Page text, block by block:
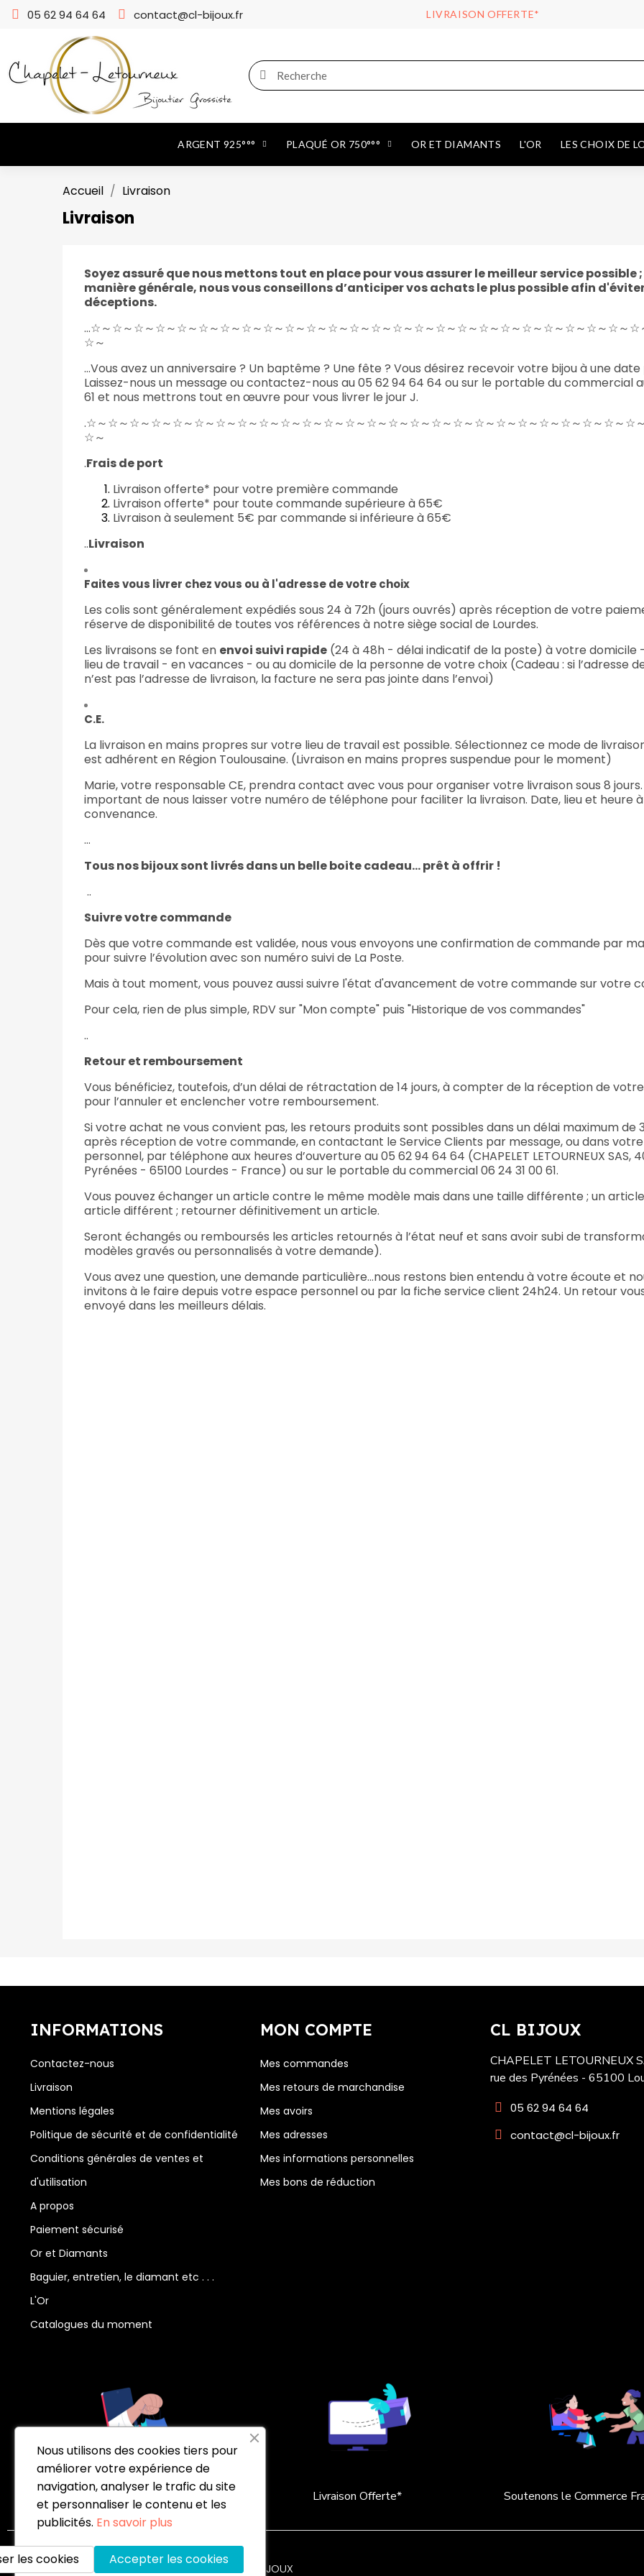
05 62 94 64 64 contact@cl-bijoux.fr LIVRAISON OFFERTE*
ARGENT 925°°° PLAQUÉ OR 750°°° OR ET DIAMANTS L'OR LES CHOIX DE
Accueil Livraison
Livraison
Soyez assuré que nous mettons tout en place pour vous assurer le meilleur service possible ;
manière générale, nous vous conseillons d’anticiper vos achats le plus possible afin
déceptions.
...☆～☆～☆～☆～☆～☆～☆～☆～☆～☆～☆～☆～☆～☆～☆～☆～☆～☆～☆～☆～☆～☆～☆～☆～☆～☆
☆～
…Vous avez un anniversaire ? Un baptême ? Une fête ? Vous désirez recevoir votre bijou à une date
Laissez-nous un message ou contactez-nous au 05 62 94 64 64 ou sur le portable du commercial
61 et nous mettrons tout en œuvre pour vous livrer le jour J.
.☆～☆～☆～☆～☆～☆～☆～☆～☆～☆～☆～☆～☆～☆～☆～☆～☆～☆～☆～☆～☆～☆～☆～☆～☆～☆
☆～
.Frais de port
Livraison offerte* pour votre première commande
Livraison offerte* pour toute commande supérieure à 65€
Livraison à seulement 5€ par commande si inférieure à 65€
..Livraison
Faites vous livrer chez vous ou à l'adresse de votre choix
Les colis sont généralement expédiés sous 24 à 72h (jours ouvrés) après réception de votre
réserve de disponibilité de toutes vos références à notre siège social de Lourdes.
Les livraisons se font en envoi suivi rapide (24 à 48h - délai indicatif de la poste) à votre domicile
lieu de travail - en vacances - ou au domicile de la personne de votre choix (Cadeau : si l’adresse
n’est pas l’adresse de livraison, la facture ne sera pas jointe dans l’envoi)
C.E.
La livraison en mains propres sur votre lieu de travail est possible. Sélectionnez ce mode de
est adhérent en Région Toulousaine. (Livraison en mains propres suspendue pour le moment)
Marie, votre responsable CE, prendra contact avec vous pour organiser votre livraison sous 8
important de nous laisser votre numéro de téléphone pour faciliter la livraison. Date, lieu et heure
convenance.
...
Tous nos bijoux sont livrés dans un belle boite cadeau... prêt à offrir !
..
Suivre votre commande
Dès que votre commande est validée, nous vous envoyons une confirmation de commande par
pour suivre l’évolution avec son numéro suivi de La Poste.
Mais à tout moment, vous pouvez aussi suivre l'état d'avancement de votre commande sur votre
Pour cela, rien de plus simple, RDV sur "Mon compte" puis "Historique de vos commandes"
..
Retour et remboursement
Vous bénéficiez, toutefois, d’un délai de rétractation de 14 jours, à compter de la réception de
pour l’annuler et enclencher votre remboursement.
Si votre achat ne vous convient pas, les retours produits sont possibles dans un délai maximum de
après réception de votre commande, en contactant le Service Clients par message, ou dans
personnel, par téléphone aux heures d’ouverture au 05 62 94 64 64 (CHAPELET LETOURNEUX SAS,
Pyrénées - 65100 Lourdes - France) ou sur le portable du commercial 06 24 31 00 61.
Vous pouvez échanger un article contre le même modèle mais dans une taille différente ; un
article différent ; retourner définitivement un article.
Seront échangés ou remboursés les articles retournés à l’état neuf et sans avoir subi de
modèles gravés ou personnalisés à votre demande).
Vous avez une question, une demande particulière…nous restons bien entendu à votre écoute et
invitons à le faire depuis votre espace personnel ou par la fiche service client 24h24. Un retour
envoyé dans les meilleurs délais.
INFORMATIONS
Contactez-nous
Livraison
Mentions légales
Politique de sécurité et de confidentialité
Conditions générales de ventes et
d'utilisation
A propos
Paiement sécurisé
Or et Diamants
Baguier, entretien, le diamant etc . . .
L'Or
Catalogues du moment
MON COMPTE
Mes commandes
Mes retours de marchandise
Mes avoirs
Mes adresses
Mes informations personnelles
Mes bons de réduction
CL BIJOUX
CHAPELET LETOURNEUX
rue des Pyrénées - 65100
05 62 94 64 64
contact@cl-bijoux.fr
30 jours pour échanger Livraison Offerte* Soutenons le Commerce
© 2025 CL-BIJOUX
Nous utilisons des cookies tiers pour
améliorer votre expérience de
navigation, analyser le trafic du site
et personnaliser le contenu et les
publicités. En savoir plus
Accepter les cookies
les cookies